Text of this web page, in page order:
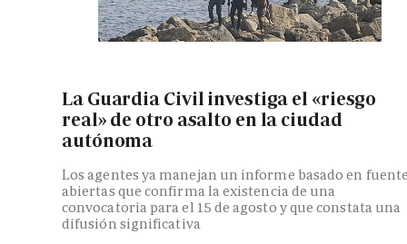
La Guardia Civil investiga el «riesgo
real» de otro asalto en la ciudad
autónoma
Los agentes ya manejan un informe basado en
abiertas que confirma la existencia de una
convocatoria para el 15 de agosto y que constata una
difusión significativa